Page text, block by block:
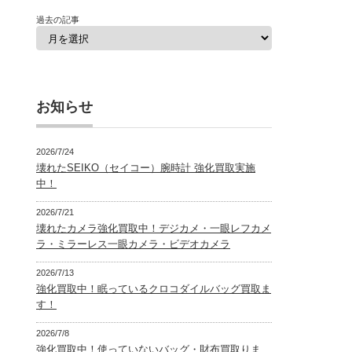
過去の記事
お知らせ
2026/7/24
壊れたSEIKO（セイコー）腕時計 強化買取実施
中！
2026/7/21
壊れたカメラ強化買取中！デジカメ・一眼レフカメ
ラ・ミラーレス一眼カメラ・ビデオカメラ
2026/7/13
強化買取中！眠っているクロコダイルバッグ買取ま
す！
2026/7/8
強化買取中！使っていないバッグ・財布買取りま